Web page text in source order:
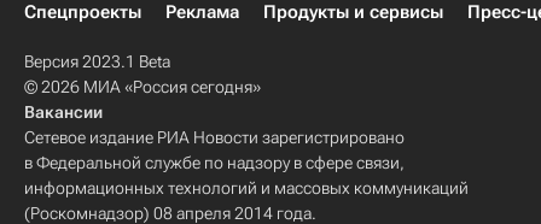
Спецпроекты
Реклама Продукты и сервисы Пресс-
Версия 2023.1 Beta
© 2026 МИА «Россия сегодня»
Вакансии
Сетевое издание РИА Новости зарегистрировано
в Федеральной службе по надзору в сфере связи,
информационных технологий и массовых коммуникаций
(Роскомнадзор) 08 апреля 2014 года.